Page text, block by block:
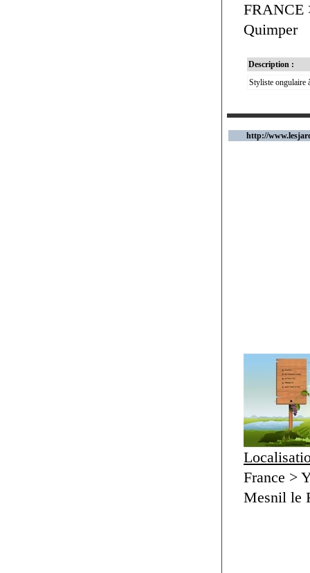
FRANCE
Quimper
Description :
Styliste ongulaire
http://
France >
Mesnil le